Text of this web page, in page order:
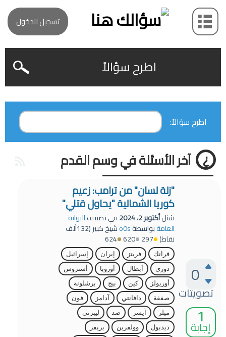
تسجيل الدخول
اطرح سؤالاً
اطرح سؤالاً:
آخر الأسئلة في وسم القدم
0
تصويتات
1
إجابة
"زلة لسان" من ترامب: زعيم
كوريا الشمالية "يحاول قتلي"
سُئلأكتوبر 2، 2024 في تصنيفالبوابة
العامةبواسطةo0sشيخ كبير(132ألف
نقاط) 297
620
624
فرانك فريتز إيران
إسرائيل
دوري
أبطال أوروبا
أستروس
أوريولز
كين بيج
برشلونة
صفقة
دافانتي آدامز
فون
ميلر
آيسز ضد
ليبرتي
ديدبول
وولفرين
بريفز